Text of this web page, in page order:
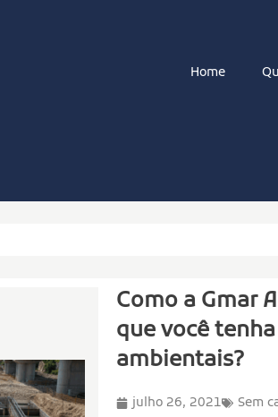
Home
Como a Gmar
que você
ambientais?
julho 26, 2021 Sem